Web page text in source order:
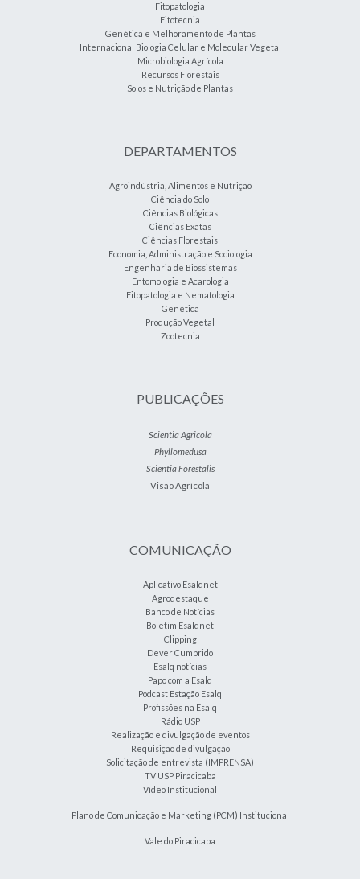
Fitopatologia
Fitotecnia
Genética e Melhoramento de Plantas
Internacional Biologia Celular e Molecular Vegetal
Microbiologia Agrícola
Recursos Florestais
Solos e Nutrição de Plantas
DEPARTAMENTOS
Agroindústria, Alimentos e Nutrição
Ciência do Solo
Ciências Biológicas
Ciências Exatas
Ciências Florestais
Economia, Administração e Sociologia
Engenharia de Biossistemas
Entomologia e Acarologia
Fitopatologia e Nematologia
Genética
Produção Vegetal
Zootecnia
PUBLICAÇÕES
Scientia Agricola
Phyllomedusa
Scientia Forestalis
Visão Agrícola
COMUNICAÇÃO
Aplicativo Esalqnet
Agrodestaque
Banco de Notícias
Boletim Esalqnet
Clipping
Dever Cumprido
Esalq notícias
Papo com a Esalq
Podcast Estação Esalq
Profissões na Esalq
Rádio USP
Realização e divulgação de eventos
Requisição de divulgação
Solicitação de entrevista (IMPRENSA)
TV USP Piracicaba
Vídeo Institucional
Plano de Comunicação e Marketing (PCM) Institucional
Vale do Piracicaba